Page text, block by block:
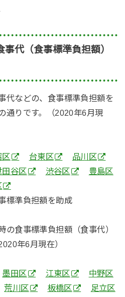
代（食事標準負担額）
代などの、食事標準負担額を
通りです。（2020年6月現
区 台東区
品川区
田谷区 渋谷区
豊島区
標準負担額を助成
の食事標準負担額（食事代）
年6月現在）
墨田区 江東区
中野区
荒川区 板橋区
足立区